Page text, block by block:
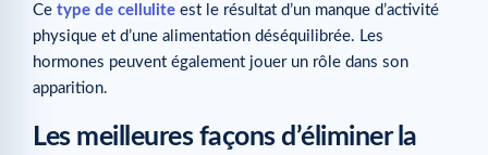
Ce type de cellulite est le résultat d’un manque d’activité
physique et d’une alimentation déséquilibrée. Les
hormones peuvent également jouer un rôle dans son
apparition.
Les meilleures façons d’éliminer la